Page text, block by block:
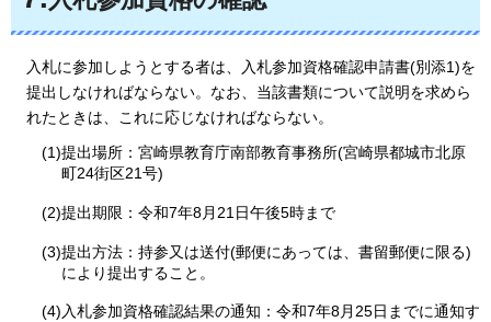
入札に参加しようとする者は、入札参加資格確認申請書(別添1)を
提出しなければならない。なお、当該書類について説明を求めら
れたときは、これに応じなければならない。
(1)提出場所：宮崎県教育庁南部教育事務所(宮崎県都城市北原
町24街区21号)
(2)提出期限：令和7年8月21日午後5時まで
(3)提出方法：持参又は送付(郵便にあっては、書留郵便に限る)
により提出すること。
(4)入札参加資格確認結果の通知：令和7年8月25日までに通知す